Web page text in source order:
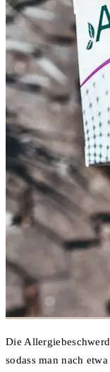
Die
sodass man nach